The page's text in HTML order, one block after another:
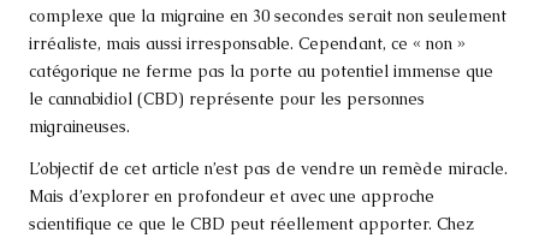
complexe que la migraine en 30 secondes serait non seulement
irréaliste, mais aussi irresponsable. Cependant, ce « non »
catégorique ne ferme pas la porte au potentiel immense que
le cannabidiol (CBD) représente pour les personnes
migraineuses.
L’objectif de cet article n’est pas de vendre un remède miracle.
Mais d’explorer en profondeur et avec une approche
scientifique ce que le CBD peut réellement apporter. Chez